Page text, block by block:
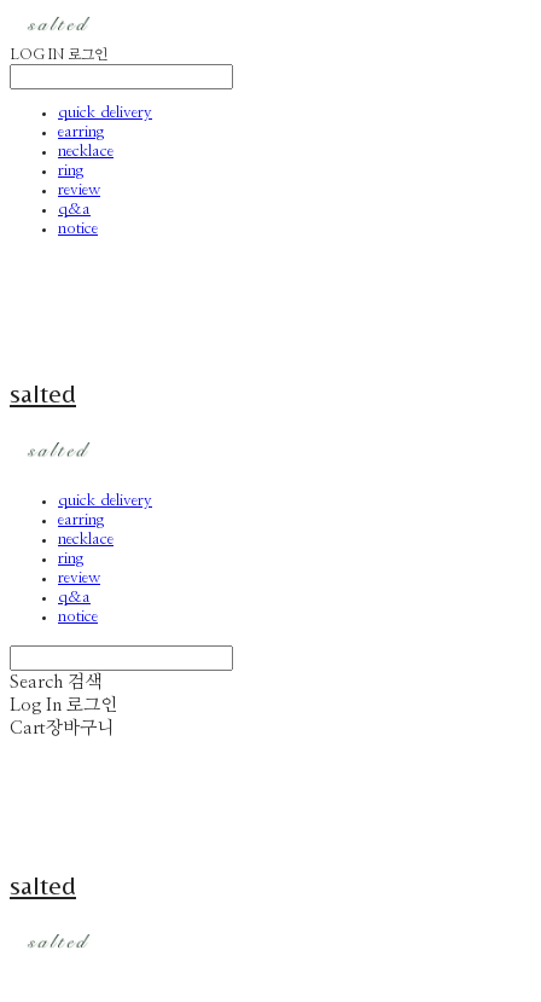
LOG IN 로그인
quick delivery
earring
necklace
ring
review
q&a
notice
salted
quick delivery
earring
necklace
ring
review
q&a
notice
Search 검색
Log In 로그인
Cart장바구니
salted